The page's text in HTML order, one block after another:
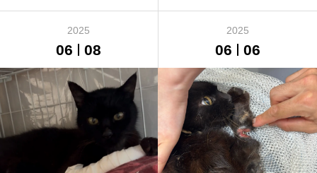
2025
06 08
2025
06 06